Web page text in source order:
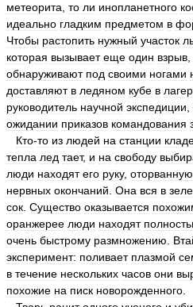
метеорита то ли инопланетного
идеально гладким предметом в
Чтобы растопить нужный участок
которая вызывает еще один взрыв
обнаруживают под своими ногами
доставляют в ледяном кубе в
руководитель научной экспедиции
ожидании приказов командования
Кто-то из людей на станции
тепла лед тает, и на свободу
люди находят его руку, оторванную
нервных окончаний Она вся в
сок Существо оказывается
оранжерее люди находят
очень быстрому размножению
эксперимент: поливает плазмой
в течение нескольких часов они
похожие на писк новорожденного